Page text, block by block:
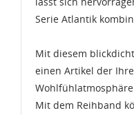
Serie Atlantik
Mit diesem
einen Artikel der
Mit dem Reihband